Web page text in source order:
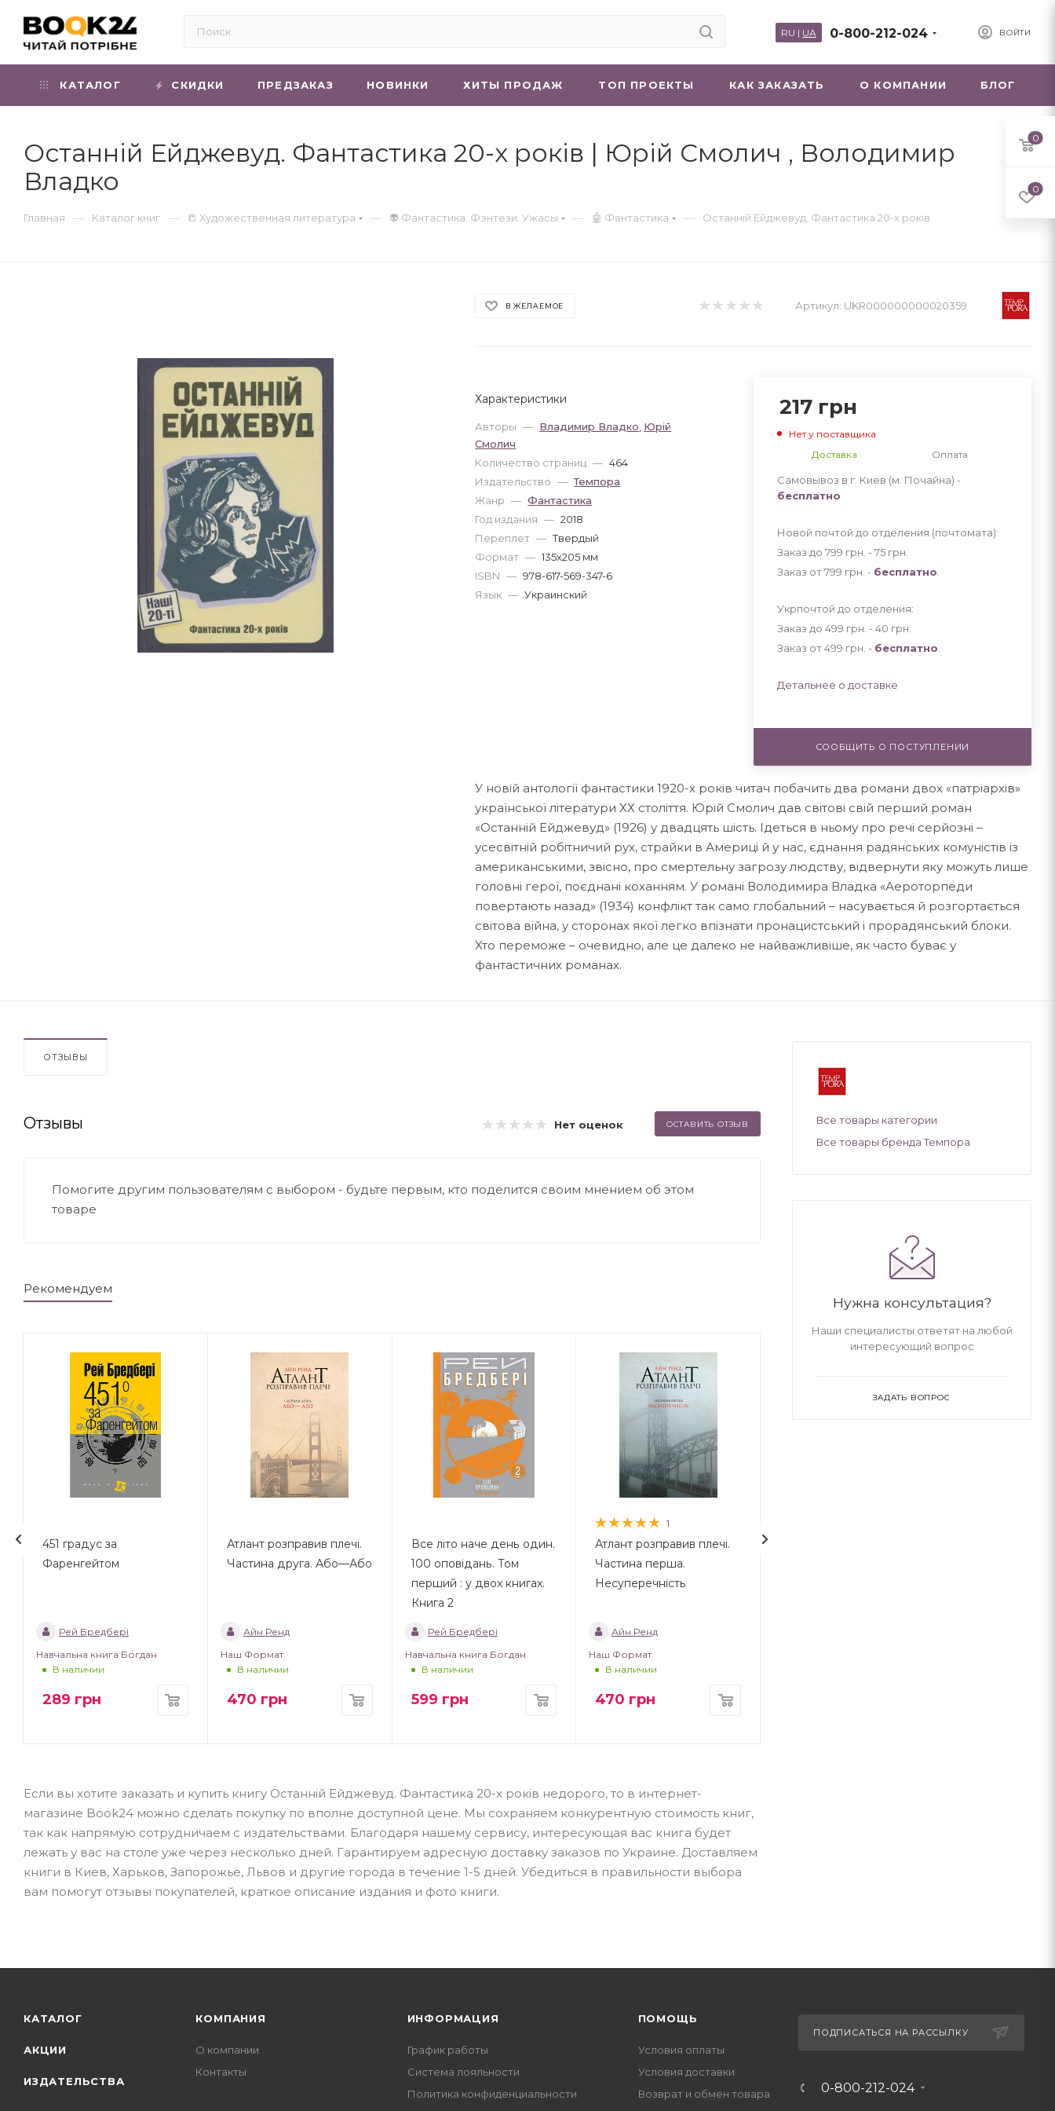
ВОЙТИ
0-800-212-024
RU | UA
КАТАЛОГ СКИДКИ ПРЕДЗАКАЗ НОВИНКИ ХИТЫ ПРОДАЖ ТОП ПРОЕКТЫ КАК ЗАКАЗАТЬ О КОМПАНИИ БЛОГ
Останній Ейджевуд. Фантастика 20-х років | Юрій Смолич , Володимир
Владко
Главная — Каталог книг — 📒 Художественная литература — 👽 Фантастика. Фэнтези. Ужасы — 🤖 Фантастика — Останній Ейджевуд. Фантастика 20-х років
В ЖЕЛАЕМОЕ Артикул: UKR000000000020359
Характеристики
Авторы — Владимир Владко Юрій
Смолич
Количество страниц — 464
Издательство — Темпора
Жанр — Фантастика
Год издания — 2018
Переплет — Твердый
Формат — 135x205 мм
ISBN — 978-617-569-347-6
Язык — Украинский
217грн
Нет у поставщика
Доставка
Оплата
Самовывоз в г. Киев (м. Почайна) -
бесплатно
Новой почтой до отделения (почтомата):
Заказ до 799 грн. - 75 грн
Заказ от 799 грн. - бесплатно
Укрпочтой до отделения:
Заказ до 499 грн. - 40 грн
Заказ от 499 грн. - бесплатно
Детальнее о доставке
СООБЩИТЬ О ПОСТУПЛЕНИИ
У новій антології фантастики 1920-х років читач побачить два романи двох «патріархів»
української літератури ХХ століття. Юрій Смолич дав світові свій перший роман
«Останній Ейджевуд» (1926) у двадцять шість. Ідеться в ньому про речі серйозні –
усесвітній робітничий рух, страйки в Америці й у нас, єднання радянських комуністів із
американськими, звісно, про смертельну загрозу людству, відвернути яку можуть лише
головні герої, поєднані коханням. У романі Володимира Владка «Аероторпеди
повертають назад» (1934) конфлікт так само глобальний – насувається й розгортається
світова війна, у сторонах якої легко впізнати пронацистський і прорадянський блоки.
Хто переможе – очевидно, але це далеко не найважливіше, як часто буває у
фантастичних романах.
ОТЗЫВЫ
Отзывы Нет оценок ОСТАВИТЬ ОТЗЫВ
Помогите другим пользователям с выбором - будьте первым, кто поделится своим мнением об этом
товаре
Рекомендуем
451 градус за
Фаренгейтом
Рей Бредбері
Навчальна книга Богдан
В наличии
289 грн
Атлант розправив плечі.
Частина друга. Або—Або
Айн Ренд
Наш Формат
В наличии
470 грн
Все літо наче день один.
100 оповідань. Том
перший : у двох книгах.
Книга 2
Рей Бредбері
Навчальна книга Богдан
В наличии
599 грн
1
Атлант розправив плечі.
Частина перша.
Несуперечність
Айн Ренд
Наш Формат
В наличии
470 грн
Если вы хотите заказать и купить книгу Останній Ейджевуд. Фантастика 20-х років недорого, то в интернет-
магазине Book24 можно сделать покупку по вполне доступной цене. Мы сохраняем конкурентную стоимость книг,
так как напрямую сотрудничаем с издательствами. Благодаря нашему сервису, интересующая вас книга будет
лежать у вас на столе уже через несколько дней. Гарантируем адресную доставку заказов по Украине. Доставляем
книги в Киев, Харьков, Запорожье, Львов и другие города в течение 1-5 дней. Убедиться в правильности выбора
вам помогут отзывы покупателей, краткое описание издания и фото книги.
Все товары категории
Все товары бренда Темпора
Нужна консультация?
Наши специалисты ответят на любой
интересующий вопрос
ЗАДАТЬ ВОПРОС
КАТАЛОГ
АКЦИИ
ИЗДАТЕЛЬСТВА
КОМПАНИЯ
О компании
Контакты
ИНФОРМАЦИЯ
График работы
Система лояльности
Политика конфиденциальности
ПОМОЩЬ
Условия оплаты
Условия доставки
Возврат и обмен товара
ПОДПИСАТЬСЯ НА РАССЫЛКУ
0-800-212-024
0
0